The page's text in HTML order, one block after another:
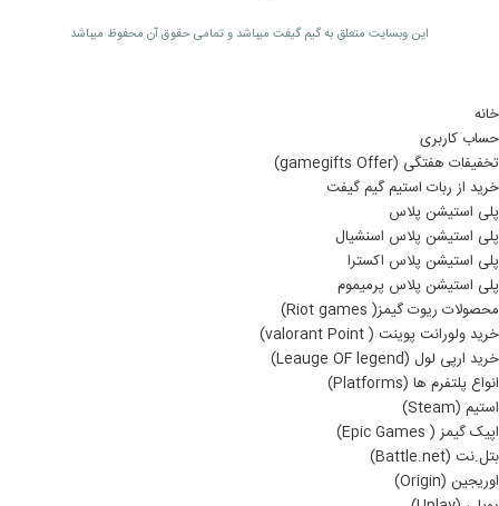
اين وبسايت متعلق به گیم گیفت ميباشد و تمامی حقوق آن محفوظ ميباشد
خانه
حساب کاربری
تخفیفات هفتگی (gamegifts Offer)
خرید از ربات استیم گیم گیفت
پلی استیشن پلاس
پلی استیشن پلاس اسنشیال
پلی استیشن پلاس اکسترا
پلی استیشن پلاس پرمیموم
محصولات ریوت گیمز( Riot games)
خرید ولورانت پوینت ( valorant Point)
خرید ارپی لول (Leauge OF legend)
انواع پلتفرم ها (Platforms)
استیم (Steam)
اپیک گیمز ( Epic Games)
بتل.نت (Battle.net)
اوریجین (Origin)